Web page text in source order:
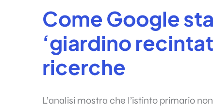
Come Google
‘giardino
ricerche
L’analisi mostra che l’istinto primario